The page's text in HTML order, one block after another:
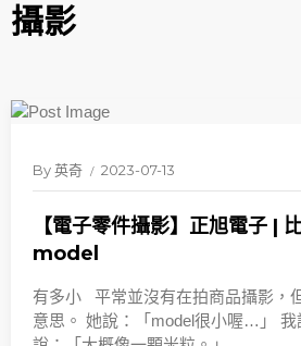
攝影
By英奇 2023-07-13
【電子零件攝影】正旭電子 |
model
有多小 平常並沒有在拍商品攝影，
意思。 她說：「model很小喔…」 我